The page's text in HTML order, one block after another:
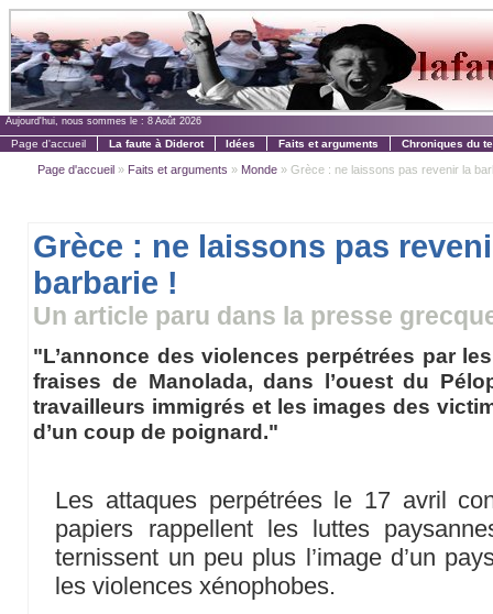
Aujourd'hui, nous sommes le : 8 Août 2026
Page d'accueil La faute à Diderot Idées Faits et arguments Chroniques du
Page d'accueil » Faits et arguments » Monde » Grèce : ne laissons pas revenir la
Grèce : ne laissons pas
barbarie !
Un article paru dans la presse
"L’annonce des violences perpétrées par
fraises de Manolada, dans l’ouest du
travailleurs immigrés et les images des
d’un coup de poignard."
Les attaques perpétrées le 17 avril
papiers rappellent les luttes
ternissent un peu plus l’image d’un
les violences xénophobes.